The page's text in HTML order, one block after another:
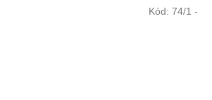
Kód: 74/1 -